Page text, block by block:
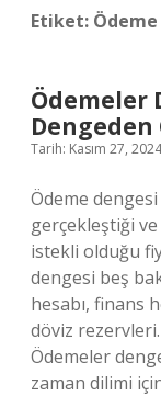
Etiket:
Ödemeler
Tarih: Kasım 27, 2024
Ödeme dengesi
gerçekleştiği ve
istekli olduğu
dengesi beş
hesabı, finans
döviz
Ödemeler
zaman dilimi